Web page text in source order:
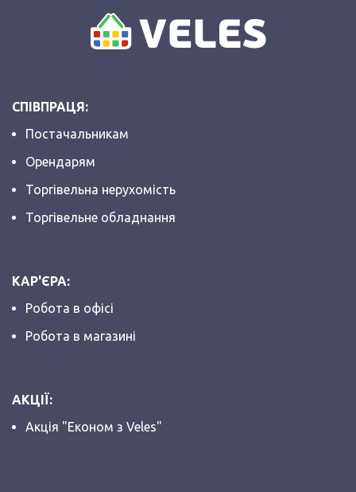
СПІВПРАЦЯ:
Постачальникам
Орендарям
Торгівельна нерухомість
Торгівельне обладнання
КАР'ЄРА:
Робота в офісі
Робота в магазині
АКЦІЇ:
Акція "Економ з Veles"